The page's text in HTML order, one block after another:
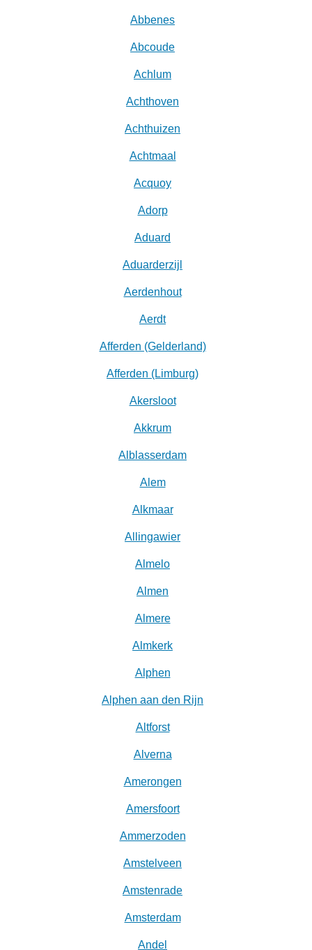
Abbenes
Abcoude
Achlum
Achthoven
Achthuizen
Achtmaal
Acquoy
Adorp
Aduard
Aduarderzijl
Aerdenhout
Aerdt
Afferden (Gelderland)
Afferden (Limburg)
Akersloot
Akkrum
Alblasserdam
Alem
Alkmaar
Allingawier
Almelo
Almen
Almere
Almkerk
Alphen
Alphen aan den Rijn
Altforst
Alverna
Amerongen
Amersfoort
Ammerzoden
Amstelveen
Amstenrade
Amsterdam
Andel